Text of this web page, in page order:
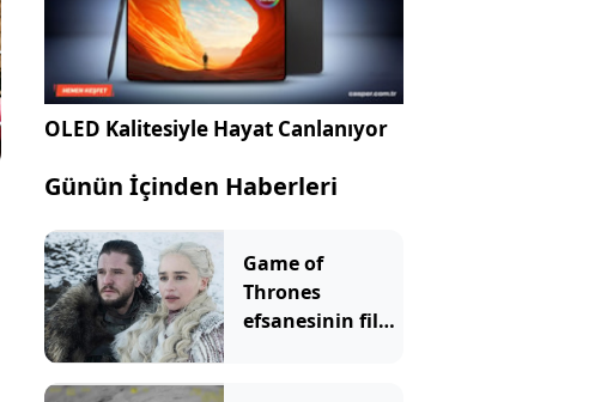
OLED Kalitesiyle Hayat Canlanıyor
Günün İçinden Haberleri
Game of
Thrones
efsanesinin filmi